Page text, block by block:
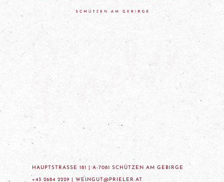
HAUPTSTRASSE 181 | A-7081 SCHÜTZEN AM GEBIRGE
+43 2684 2229 | WEINGUT@PRIELER.AT